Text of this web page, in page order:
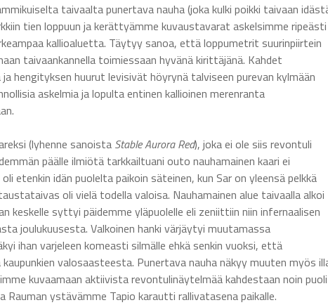
taivaalta punertava nauha (joka kulki poikki taivaan
tien loppuun ja kerättyämme kuvaustavarat askelsimme ripeästi
kallioaluetta. Täytyy sanoa, että loppumetrit suurinpiirtein
taivaankannella toimiessaan hyvänä kirittäjänä. Kahdet
hengityksen huurut levisivät höyrynä talviseen purevan kylmään
askelmia ja lopulta entinen kallioinen merenranta
(lyhenne sanoista Stable Aurora Red), joka ei ole siis revontuli
päälle ilmiötä tarkkailtuani outo nauhamainen kaari ei
etenkin idän puolelta paikoin säteinen, kun Sar on yleensä pelkkä
oli vielä todella valoisa. Nauhamainen alue taivaalla alkoi
keskelle syttyi päidemme yläpuolelle eli zeniittiin niin infernaalisen
joulukuusesta. Valkoinen hanki värjäytyi muutamassa
ihan varjeleen komeasti silmälle ehkä senkin vuoksi, että
valosaasteesta. Punertava nauha näkyy muuten myös
kuvaamaan aktiivista revontulinäytelmää kahdestaan noin puoli
ystävämme Tapio karautti rallivatasena paikalle.